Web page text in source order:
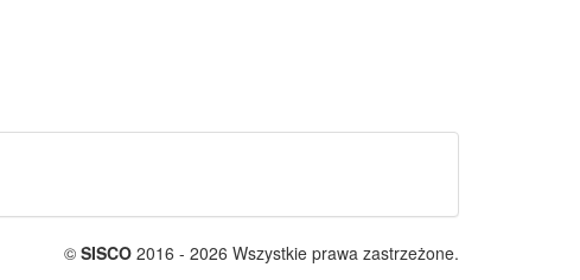
© SISCO 2016 - 2026 Wszystkie prawa zastrzeżone.